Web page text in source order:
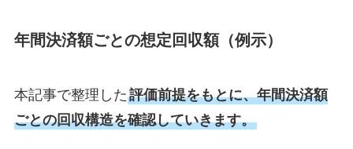
年間決済額ごとの想定回収額（例示）
本記事で整理した評価前提をもとに、年間決済額
ごとの回収構造を確認していきます。